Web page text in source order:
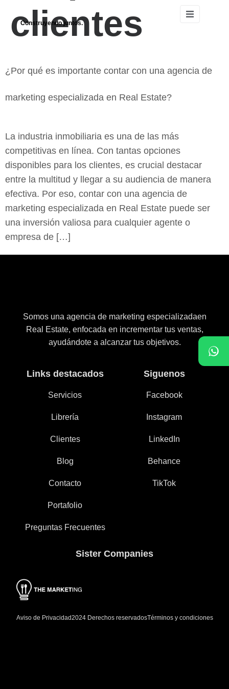
Construyendo juntos.
clientes
¿Por qué es importante contar con una agencia de
marketing especializada en Real Estate?
La industria inmobiliaria es una de las más
competitivas en línea. Con tantas opciones
disponibles para los clientes, es crucial destacar
entre la multitud y llegar a su audiencia de manera
efectiva. Por eso, contar con una agencia de
marketing especializada en Real Estate puede ser
una inversión valiosa para cualquier agente o
empresa de […]
Somos una agencia de marketing especializadaen
Real Estate, enfocada en incrementar tus ventas,
ayudándote a alcanzar tus objetivos.
Links destacados
Servicios
Librería
Clientes
Blog
Contacto
Portafolio
Preguntas Frecuentes
Siguenos
Facebook
Instagram
LinkedIn
Behance
TikTok
Sister Companies
Aviso de Privacidad2024 Derechos reservadosTérminos y condiciones